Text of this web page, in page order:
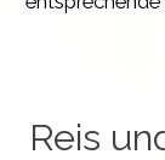
Reis